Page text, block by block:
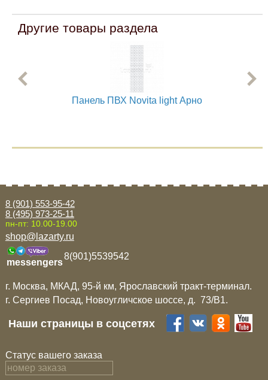
Другие товары раздела
Панель ПВХ Novita light Арно
8 (901) 553-95-42
8 (495) 973-25-11
пн-пт: 10.00-19.00
shop@lazarty.ru
messengers
8(901)5539542
г. Москва, МКАД, 95-й км, Ярославский тракт-терминал.
г. Сергиев Посад, Новоугличское шоссе, д. 73/B1.
Наши страницы в соцсетях
Статус вашего заказа